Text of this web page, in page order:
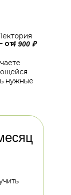
от4 900 ₽
нужные